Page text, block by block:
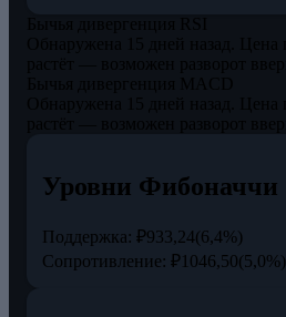
Уровни Фибоначчи
Поддержка: ₽933,24(6,4%)
Сопротивление: ₽1046,50(5,0%)